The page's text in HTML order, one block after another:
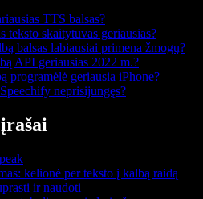
TTS balsas?
teksto skaitytuvas geriausias?
balsas labiausiai primena žmogų?
API geriausias 2022 m.?
programėlė geriausia iPhone?
neprisijungęs?
kelionė per teksto į kalbą raidą
ir naudoti